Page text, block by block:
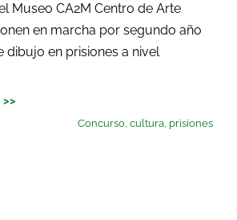
Museo CA2M Centro de Arte
en marcha por segundo año
dibujo en prisiones a nivel
Concurso,cultura, prisiones